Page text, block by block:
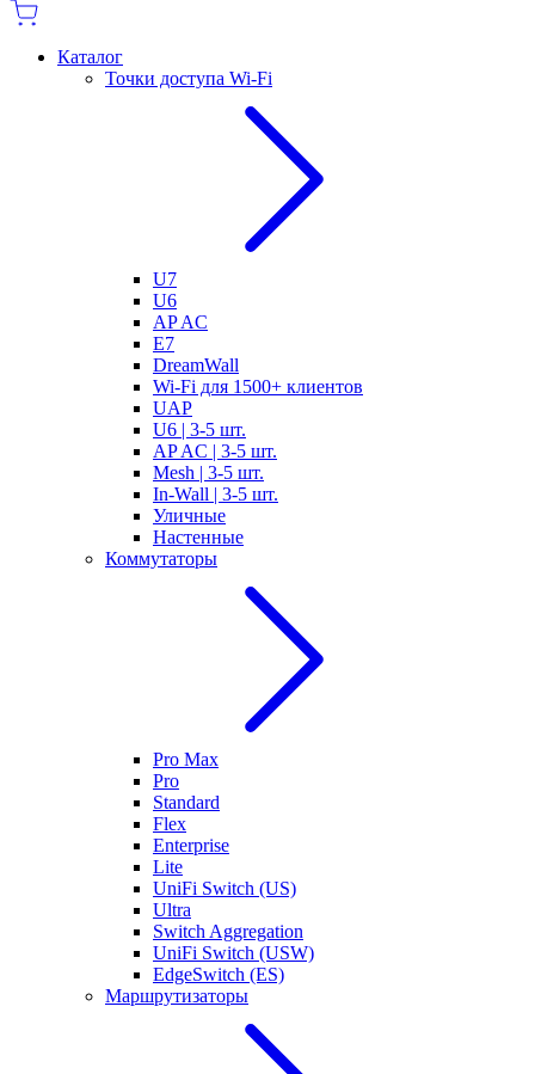
Каталог
Точки доступа Wi-Fi
U7
U6
AP AC
E7
DreamWall
Wi-Fi для 1500+ клиентов
UAP
U6 | 3-5 шт.
AP AC | 3-5 шт.
Mesh | 3-5 шт.
In-Wall | 3-5 шт.
Уличные
Настенные
Коммутаторы
Pro Max
Pro
Standard
Flex
Enterprise
Lite
UniFi Switch (US)
Ultra
Switch Aggregation
UniFi Switch (USW)
EdgeSwitch (ES)
Маршрутизаторы